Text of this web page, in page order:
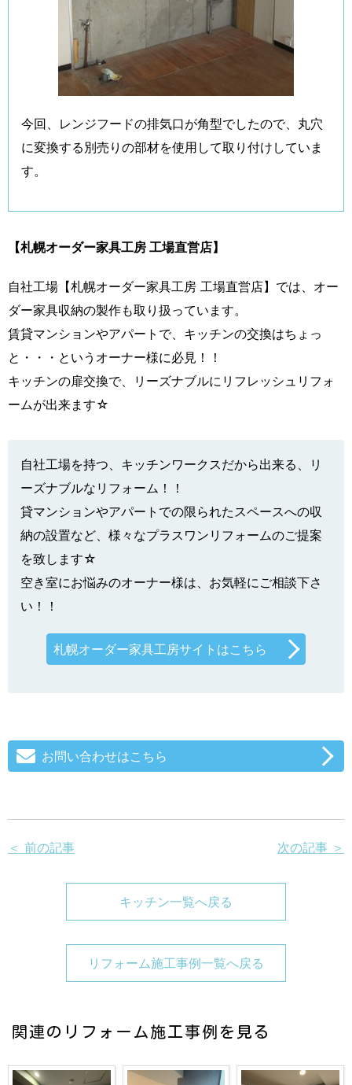
今回、レンジフードの排気口が角型でしたので、丸穴
に変換する別売りの部材を使用して取り付けしていま
す。
【札幌オーダー家具工房 工場直営店】
自社工場【札幌オーダー家具工房 工場直営店】では、オー
ダー家具収納の製作も取り扱っています。
賃貸マンションやアパートで、キッチンの交換はちょっ
と・・・というオーナー様に必見！！
キッチンの扉交換で、リーズナブルにリフレッシュリフォ
ームが出来ます☆
自社工場を持つ、キッチンワークスだから出来る、リ
ーズナブルなリフォーム！！
貸マンションやアパートでの限られたスペースへの収
納の設置など、様々なプラスワンリフォームのご提案
を致します☆
空き室にお悩みのオーナー様は、お気軽にご相談下さ
い！！
札幌オーダー家具工房サイトはこちら
お問い合わせはこちら
＜ 前の記事 次の記事 ＞
キッチン一覧へ戻る
リフォーム施工事例一覧へ戻る
関連のリフォーム施工事例を見る